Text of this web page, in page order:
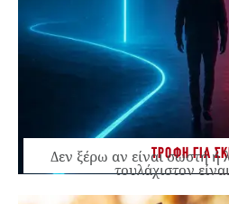
ΤΡΟΦΗ ΓΙΑ
Δεν ξέρω αν είναι σωστή ή
τουλάχιστον